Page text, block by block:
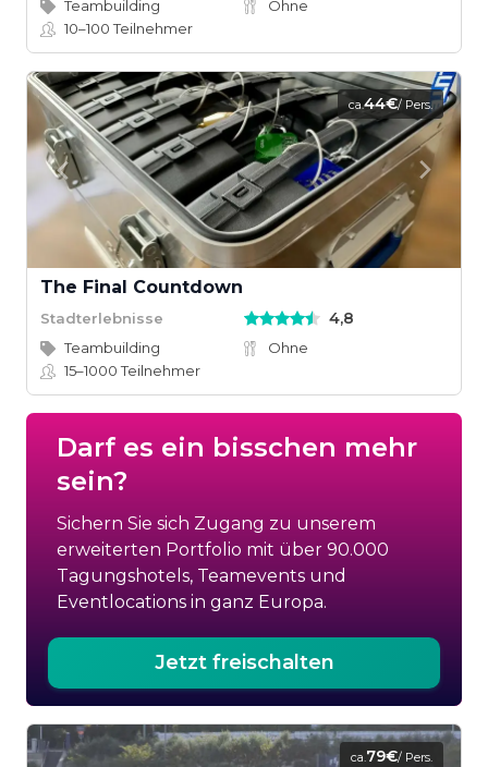
Teambuilding
Ohne
10–100Teilnehmer
ca.44€/ Pers.
The Final Countdown
Stadterlebnisse 4,8
Teambuilding
Ohne
15–1000Teilnehmer
Darf es ein bisschen mehr
sein?
Sichern Sie sich Zugang zu unserem
erweiterten Portfolio mit über 90.000
Tagungshotels, Teamevents und
Eventlocations in ganz Europa.
Jetzt freischalten
ca.79€/ Pers.